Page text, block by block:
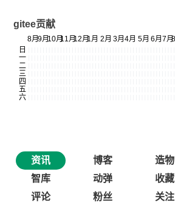
gitee贡献
资讯 博客
造物
智库
动弹
收藏
评论
粉丝 关注